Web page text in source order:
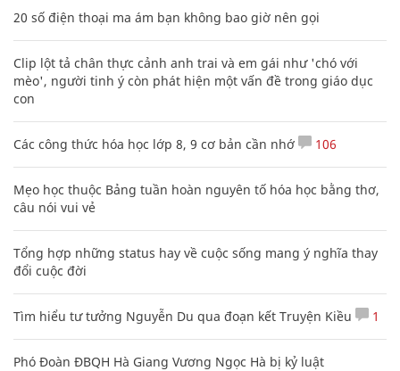
20 số điện thoại ma ám bạn không bao giờ nên gọi
Clip lột tả chân thực cảnh anh trai và em gái như 'chó với
mèo', người tinh ý còn phát hiện một vấn đề trong giáo dục
con
Các công thức hóa học lớp 8, 9 cơ bản cần nhớ 106
Mẹo học thuộc Bảng tuần hoàn nguyên tố hóa học bằng thơ,
câu nói vui vẻ
Tổng hợp những status hay về cuộc sống mang ý nghĩa thay
đổi cuộc đời
Tìm hiểu tư tưởng Nguyễn Du qua đoạn kết Truyện Kiều 1
Phó Đoàn ĐBQH Hà Giang Vương Ngọc Hà bị kỷ luật